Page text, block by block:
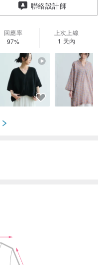
聯絡設計師
回應率
97%
上次上線
1 天內